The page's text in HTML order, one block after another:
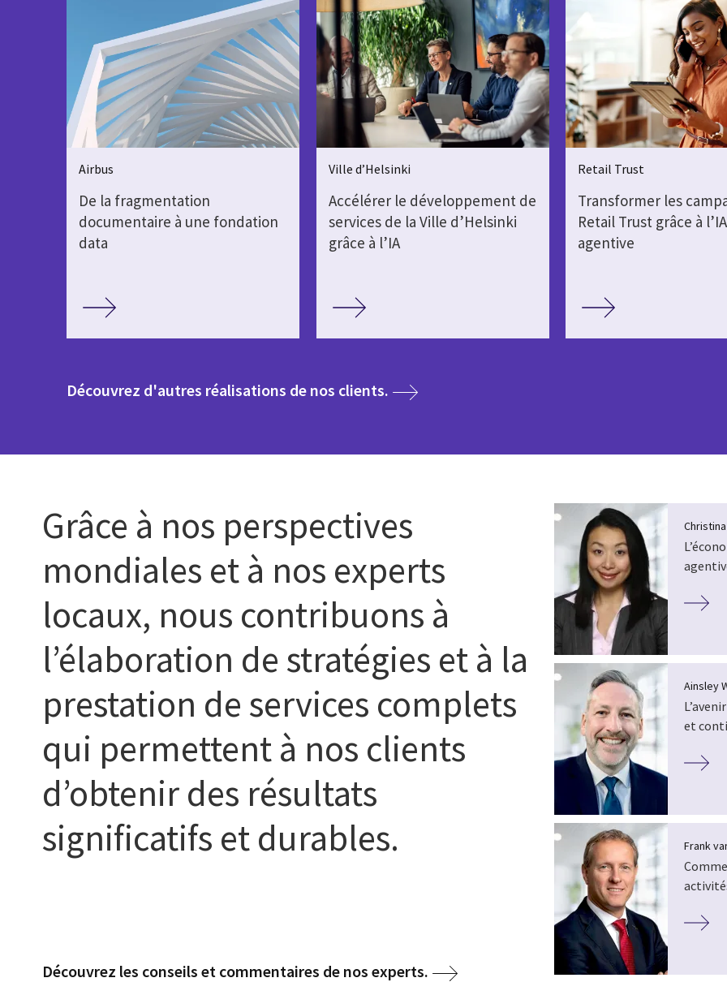
Airbus
De la fragmentation
documentaire à une fondation
data
Ville d’Helsinki
Accélérer le développement de
services de la Ville d’Helsinki
grâce à l’IA
Retail Trust
Transformer les
Retail Trust grâce à l’IA
agentive
Découvrez d'autres réalisations de nos clients. media
Grâce à nos perspectives
mondiales et à nos experts
locaux, nous contribuons à
l’élaboration de stratégies et à la
prestation de services complets
qui permettent à nos clients
d’obtenir des résultats
significatifs et durables.
Ainsley
et
Frank
Découvrez les conseils et commentaires de nos experts.